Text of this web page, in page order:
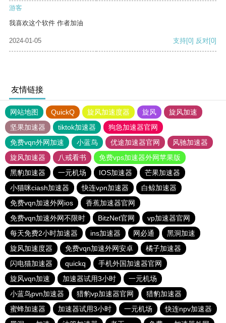
游客
我喜欢这个软件 作者加油
2024-01-05 支持[0] 反对[0]
友情链接
网站地图 QuickQ 旋风加速度器 旋风
旋风加速
坚果加速器
tiktok加速器
狗急加速器官网
免费vqn外网加速
小蓝鸟 优途加速器官网
风驰加速器
旋风加速器
八戒看书
免费vps加速器外网苹果版
黑豹加速器
一元机场 IOS加速器
芒果加速器
小猫咪ciash加速器
快连vρn加速器
白鲸加速器
免费vqn加速外网ios
香蕉加速器官网
免费vqn加速外网不限时
BitzNet官网
vp加速器官网
每天免费2小时加速器
ins加速器 网必通
黑洞加速
旋风加速度器
免费vqn加速外网安卓
橘子加速器
闪电猫加速器
quickq
手机外国加速器官网
旋风vqn加速
加速器试用3小时
一元机场
小蓝鸟pvn加速器
猎豹vp加速器官网
猎豹加速器
蜜蜂加速器
加速器试用3小时 一元机场
快连npv加速器